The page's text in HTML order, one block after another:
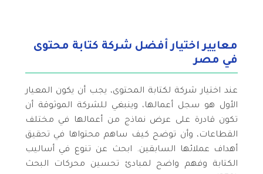
معايير اختيار أفضل شركة كتابة محتوى
في مصر
عند اختيار شركة لكتابة المحتوى، يجب أن يكون المعيار
الأول هو سجل أعمالها، وينبغي للشركة الموثوقة أن
تكون قادرة على عرض نماذج من أعمالها في مختلف
القطاعات، وأن توضح كيف ساهم محتواها في تحقيق
أهداف عملائها السابقين. ابحث عن تنوع في أساليب
الكتابة وفهم واضح لمبادئ تحسين محركات البحث